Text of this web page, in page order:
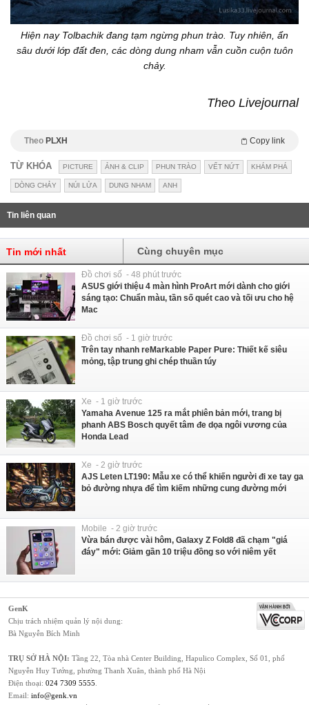
Hiện nay Tolbachik đang tạm ngừng phun trào. Tuy nhiên, ẩn
sâu dưới lớp đất đen, các dòng dung nham vẫn cuồn cuộn tuôn
chảy.
Theo Livejournal
Theo PLXH Copy link
TỪ KHÓA PICTURE ẢNH & CLIP PHUN TRÀO VẾT NỨT KHÁM PHÁ
DÒNG CHẢY NÚI LỬA DUNG NHAM ANH
Tin liên quan
Tin mới nhất Cùng chuyên mục
Đồ chơi số - 48 phút trước
ASUS giới thiệu 4 màn hình ProArt mới dành cho giới
sáng tạo: Chuẩn màu, tần số quét cao và tối ưu cho hệ
Mac
Đồ chơi số - 1 giờ trước
Trên tay nhanh reMarkable Paper Pure: Thiết kế siêu
mỏng, tập trung ghi chép thuần túy
Xe - 1 giờ trước
Yamaha Avenue 125 ra mắt phiên bản mới, trang bị
phanh ABS Bosch quyết tâm đe dọa ngôi vương của
Honda Lead
Xe - 2 giờ trước
AJS Leten LT190: Mẫu xe có thể khiến người đi xe tay ga
bỏ đường nhựa để tìm kiếm những cung đường mới
Mobile - 2 giờ trước
Vừa bán được vài hôm, Galaxy Z Fold8 đã chạm "giá
đáy" mới: Giảm gần 10 triệu đồng so với niêm yết
GenK
Chịu trách nhiệm quản lý nội dung:
Bà Nguyễn Bích Minh
TRỤ SỞ HÀ NỘI: Tầng 22, Tòa nhà Center Building, Hapulico Complex, Số 01, phố
Nguyễn Huy Tưởng, phường Thanh Xuân, thành phố Hà Nội
Điện thoại: 024 7309 5555
Email: info@genk.vn